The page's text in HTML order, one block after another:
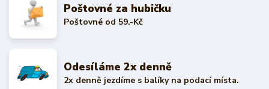
Poštovné za hubičku
Poštovné od 59.-Kč
Odesíláme 2x denně
2x denně jezdíme s balíky na podací místa.